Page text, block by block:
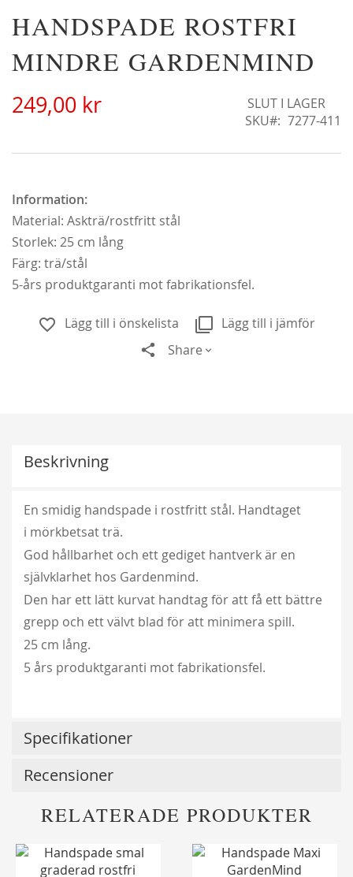
Alchymist
Från 179,00 kr
HANDSPADE ROSTFRI
MINDRE GARDENMIND
249,00 kr
SLUT I LAGER
SKU
7277-411
Information:
Material: Askträ/rostfritt stål
Storlek: 25 cm lång
Färg: trä/stål
5-års produktgaranti mot fabrikationsfel.
Lägg till i önskelista
Lägg till i jämför
Share
Hoppa
till
början
av
Beskrivning
En smidig handspade i rostfritt stål. Handtaget
i mörkbetsat trä.
God hållbarhet och ett gediget hantverk är en
självklarhet hos Gardenmind.
Den har ett lätt kurvat handtag för att få ett bättre
grepp och ett välvt blad för att minimera spill.
25 cm lång.
5 års produktgaranti mot fabrikationsfel.
Specifikationer
Recensioner
RELATERADE PRODUKTER